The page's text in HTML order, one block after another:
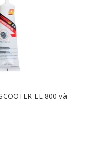
LE 800 và